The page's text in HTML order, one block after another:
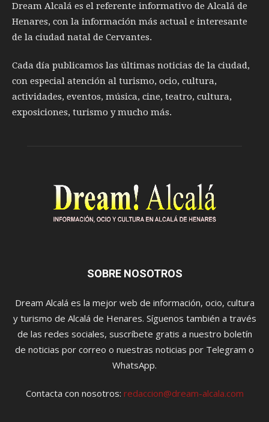
Dream Alcalá es el referente informativo de Alcalá de
Henares, con la información más actual e interesante
de la ciudad natal de Cervantes.
Cada día publicamos las últimas noticias de la ciudad,
con especial atención al turismo, ocio, cultura,
actividades, eventos, música, cine, teatro, cultura,
exposiciones, turismo y mucho más.
SOBRE NOSOTROS
Dream Alcalá es la mejor web de información, ocio, cultura
y turismo de Alcalá de Henares. Síguenos también a través
de las redes sociales, suscríbete gratis a nuestro boletín
de noticias por correo o nuestras noticias por Telegram o
WhatsApp.
Contacta con nosotros: redaccion@dream-alcala.com